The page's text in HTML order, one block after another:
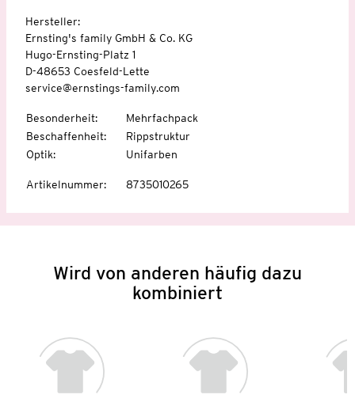
Hersteller:
Ernsting's family GmbH & Co. KG
Hugo-Ernsting-Platz 1
D-48653 Coesfeld-Lette
service@ernstings-family.com
Besonderheit:
Mehrfachpack
Beschaffenheit:
Rippstruktur
Optik: Unifarben
Artikelnummer: 8735010265
Wird von anderen häufig dazu
kombiniert